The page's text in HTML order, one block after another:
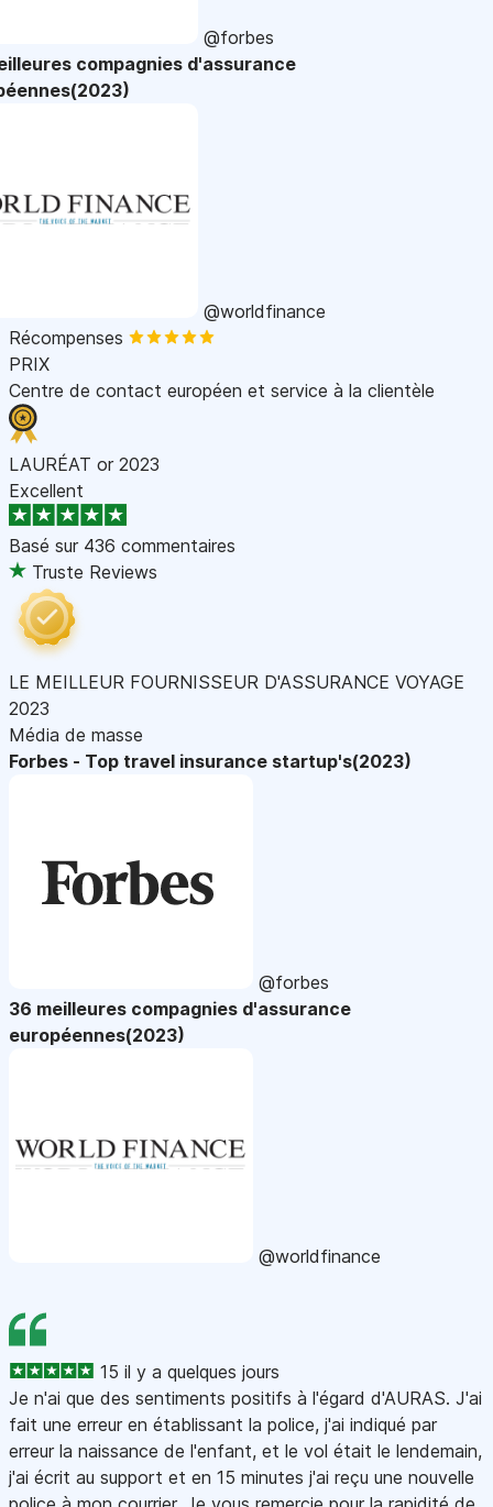
@forbes
compagnies d'assurance
@worldfinance
Récompenses
PRIX
Centre de contact européen et service à la clientèle
LAURÉAT or 2023
Excellent
Basé sur 436 commentaires
Truste Reviews
LE MEILLEUR FOURNISSEUR D'ASSURANCE VOYAGE
2023
Média de masse
Forbes - Top travel insurance startup's(2023)
@forbes
36 meilleures compagnies d'assurance
européennes(2023)
@worldfinance
15 il y a quelques jours
Je n'ai que des sentiments positifs à l'égard d'AURAS. J'ai
fait une erreur en établissant la police, j'ai indiqué par
erreur la naissance de l'enfant, et le vol était le lendemain,
j'ai écrit au support et en 15 minutes j'ai reçu une nouvelle